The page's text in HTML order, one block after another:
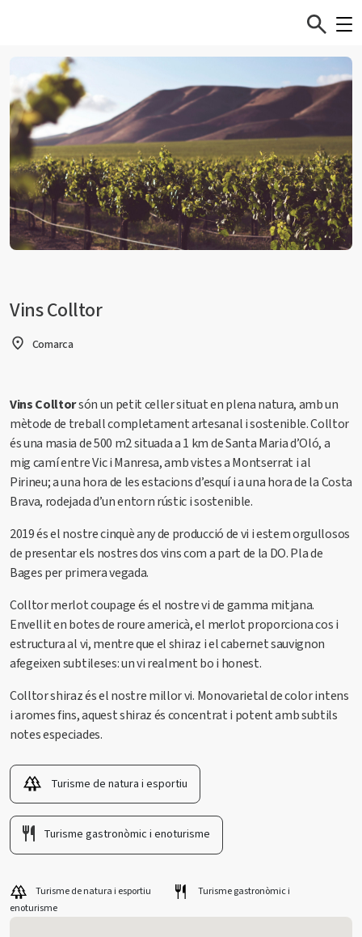
Vins Colltor
Comarca
Vins Colltorsón un petit celler situat en plena natura, amb un
mètode de treball completament artesanal i sostenible. Colltor
és una masia de 500 m2 situada a 1 km de Santa Maria d’Oló, a
mig camí entre Vic i Manresa, amb vistes a Montserrat i al
Pirineu; a una hora de les estacions d’esquí i a una hora de la Costa
Brava, rodejada d’un entorn rústic i sostenible.
2019 és el nostre cinquè any de producció de vi i estem orgullosos
de presentar els nostres dos vins com a part de la DO. Pla de
Bages per primera vegada.
Colltor merlot coupage és el nostre vi de gamma mitjana.
Envellit en botes de roure americà, el merlot proporciona cos i
estructura al vi, mentre que el shiraz i el cabernet sauvignon
afegeixen subtileses: un vi realment bo i honest.
Colltor shiraz és el nostre millor vi. Monovarietal de color intens
i aromes fins, aquest shiraz és concentrat i potent amb subtils
notes especiades.
Turisme de natura i esportiu
Turisme gastronòmic i enoturisme
Turisme de natura i esportiu
Turisme gastronòmic i
enoturisme